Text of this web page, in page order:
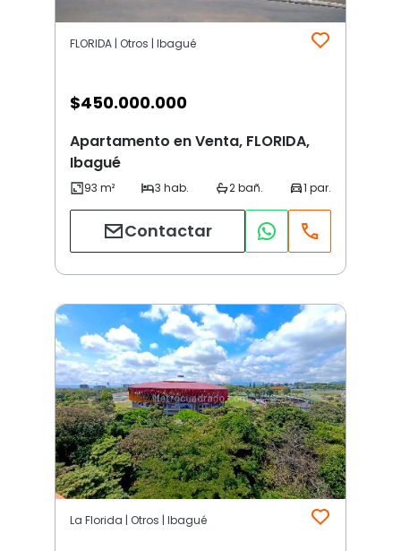
FLORIDA | Otros | Ibagué
$450.000.000
Apartamento en Venta, FLORIDA,
Ibagué
Contactar
La Florida | Otros | Ibagué